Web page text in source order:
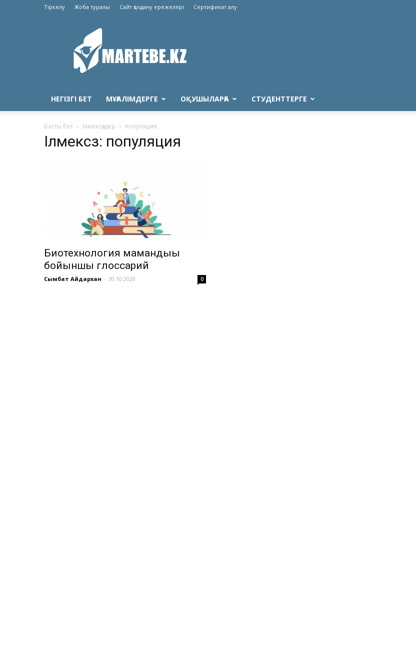
Тіркелу Жоба туралы Сайт қолдану ережелері Сертификат алу
Martebe.kz
білім
сайты
НЕГІЗГІ БЕТ МҰҒАЛІМДЕРГЕ ОҚУШЫЛАРҒА СТУДЕНТТЕРГЕ
Басты бет Ілмексөздер популяция
Ілмексөз: популяция
Биотехнология мамандығы
бойыншы глоссарий
Сымбат Айдархан - 30.10.2020 0